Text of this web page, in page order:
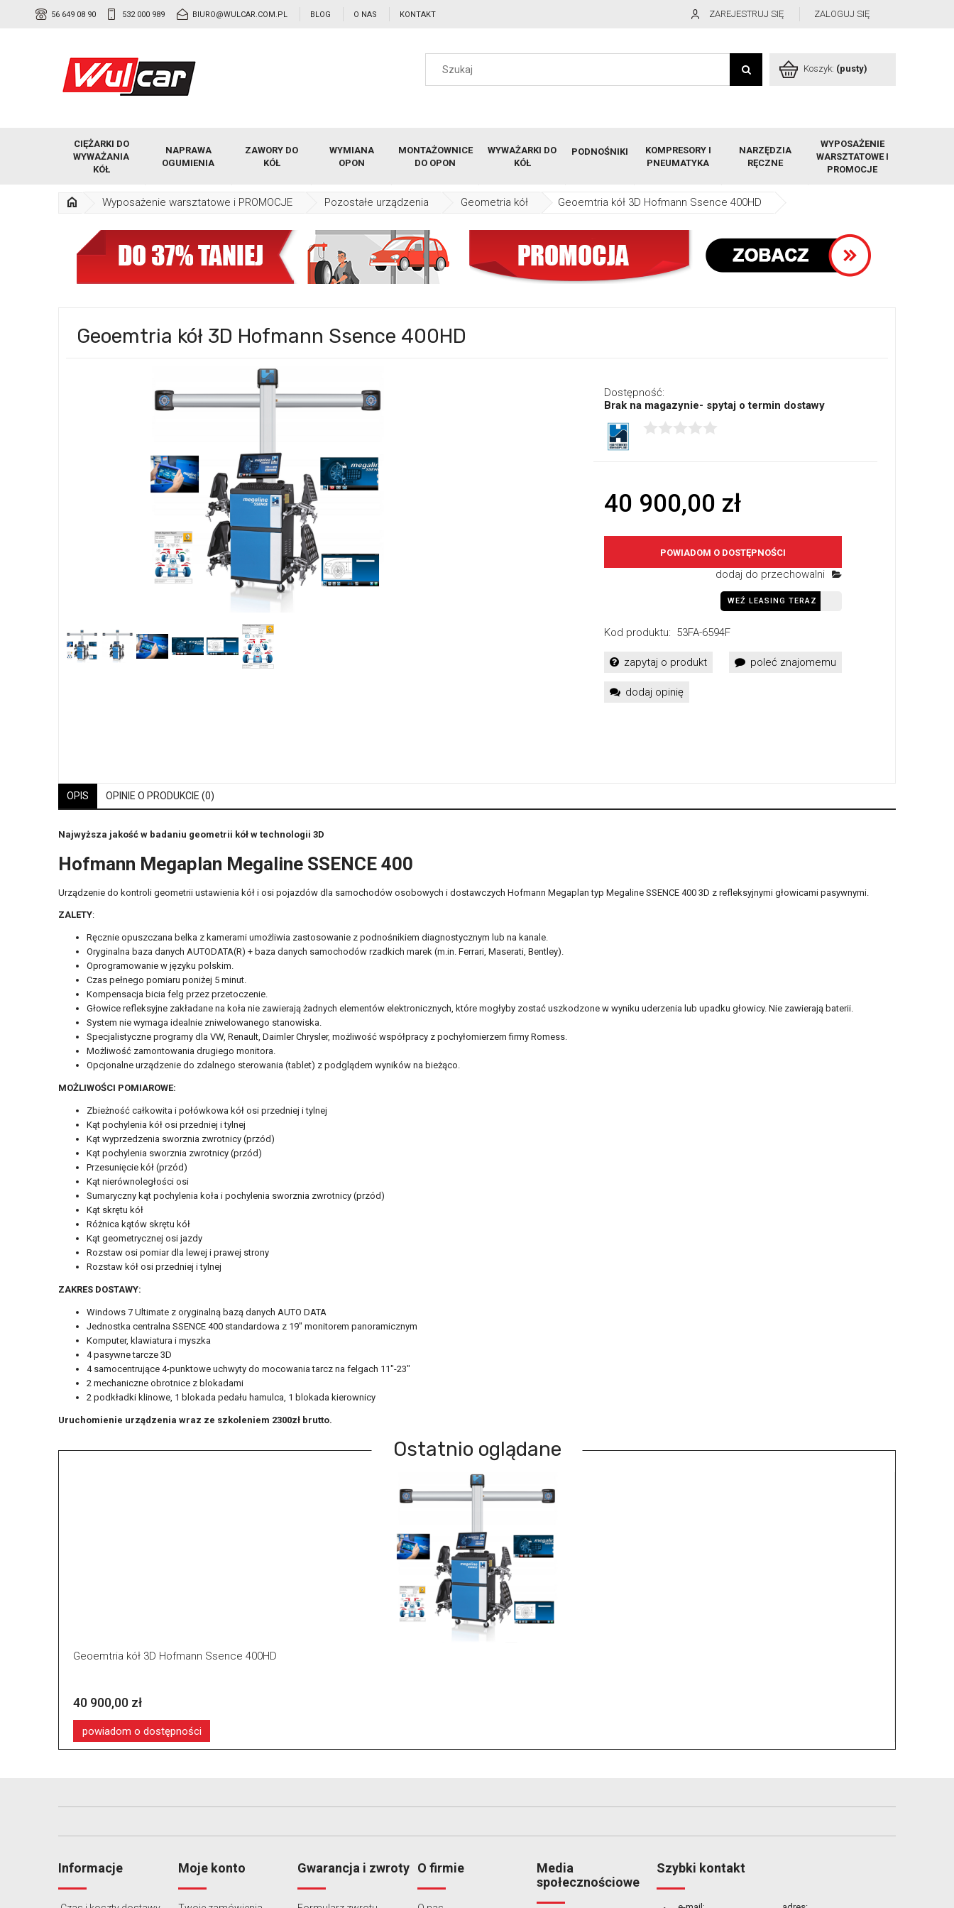
56 649 08 90 532 000 989 BIURO@WULCAR.COM.PL BLOG O NAS KONTAKT ZAREJESTRUJ SIĘ ZALOGUJ SIĘ
Koszyk: (pusty)
CIĘŻARKI DO
WYWAŻANIA
KÓŁ
NAPRAWA
OGUMIENIA
ZAWORY DO
KÓŁ
WYMIANA
OPON
MONTAŻOWNICE
DO OPON
WYWAŻARKI DO
KÓŁ
PODNOŚNIKI
KOMPRESORY I
PNEUMATYKA
NARZĘDZIA
RĘCZNE
WYPOSAŻENIE
WARSZTATOWE I
PROMOCJE
Wyposażenie warsztatowe i PROMOCJE Pozostałe urządzenia Geometria kół Geoemtria kół 3D Hofmann Ssence 400HD
Geoemtria kół 3D Hofmann Ssence 400HD
Dostępność:
Brak na magazynie- spytaj o termin dostawy
40 900,00 zł
POWIADOM O DOSTĘPNOŚCI
dodaj do przechowalni
WEŹ LEASING TERAZ
Kod produktu: 53FA-6594F
zapytaj o produkt poleć znajomemu
dodaj opinię
OPIS OPINIE O PRODUKCIE (0)
Najwyższa jakość w badaniu geometrii kół w technologii 3D
Hofmann Megaplan Megaline SSENCE 400
Urządzenie do kontroli geometrii ustawienia kół i osi pojazdów dla samochodów osobowych i dostawczych Hofmann Megaplan typ Megaline SSENCE 400 3D z refleksyjnymi głowicami pasywnymi.
ZALETY:
Ręcznie opuszczana belka z kamerami umożliwia zastosowanie z podnośnikiem diagnostycznym lub na kanale.
Oryginalna baza danych AUTODATA(R) + baza danych samochodów rzadkich marek (m.in. Ferrari, Maserati, Bentley).
Oprogramowanie w języku polskim.
Czas pełnego pomiaru poniżej 5 minut.
Kompensacja bicia felg przez przetoczenie.
Głowice refleksyjne zakładane na koła nie zawierają żadnych elementów elektronicznych, które mogłyby zostać uszkodzone w wyniku uderzenia lub upadku głowicy. Nie zawierają baterii.
System nie wymaga idealnie zniwelowanego stanowiska.
Specjalistyczne programy dla VW, Renault, Daimler Chrysler, możliwość współpracy z pochyłomierzem firmy Romess.
Możliwość zamontowania drugiego monitora.
Opcjonalne urządzenie do zdalnego sterowania (tablet) z podglądem wyników na bieżąco.
MOŻLIWOŚCI POMIAROWE:
Zbieżność całkowita i połówkowa kół osi przedniej i tylnej
Kąt pochylenia kół osi przedniej i tylnej
Kąt wyprzedzenia sworznia zwrotnicy (przód)
Kąt pochylenia sworznia zwrotnicy (przód)
Przesunięcie kół (przód)
Kąt nierównoległości osi
Sumaryczny kąt pochylenia koła i pochylenia sworznia zwrotnicy (przód)
Kąt skrętu kół
Różnica kątów skrętu kół
Kąt geometrycznej osi jazdy
Rozstaw osi pomiar dla lewej i prawej strony
Rozstaw kół osi przedniej i tylnej
ZAKRES DOSTAWY:
Windows 7 Ultimate z oryginalną bazą danych AUTO DATA
Jednostka centralna SSENCE 400 standardowa z 19" monitorem panoramicznym
Komputer, klawiatura i myszka
4 pasywne tarcze 3D
4 samocentrujące 4-punktowe uchwyty do mocowania tarcz na felgach 11"-23"
2 mechaniczne obrotnice z blokadami
2 podkładki klinowe, 1 blokada pedału hamulca, 1 blokada kierownicy
Uruchomienie urządzenia wraz ze szkoleniem 2300zł brutto.
Ostatnio oglądane
Geoemtria kół 3D Hofmann Ssence 400HD
40 900,00 zł
powiadom o dostępności
Informacje Moje konto Gwarancja i zwroty O firmie
Media
społecznościowe
Szybki kontakt